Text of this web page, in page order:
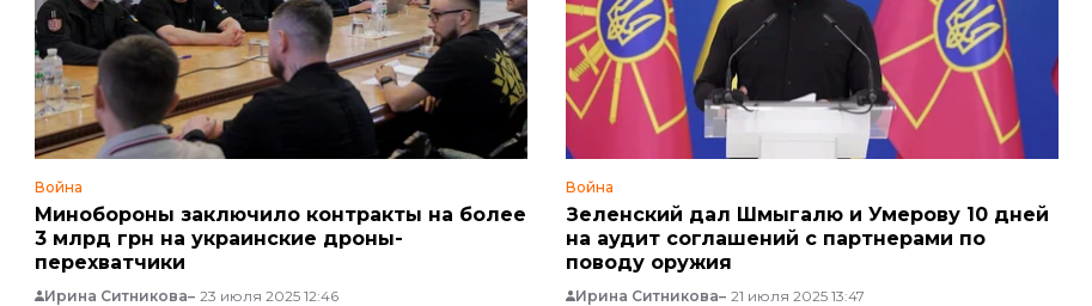
Война
Минобороны заключило контракты на более
3 млрд грн на украинские дроны-
перехватчики
Ирина Ситникова 23 июля 2025 12:46
Война
Зеленский дал Шмыгалю и Умерову 10 дней
на аудит соглашений с партнерами по
поводу оружия
Ирина Ситникова 21 июля 2025 13:47